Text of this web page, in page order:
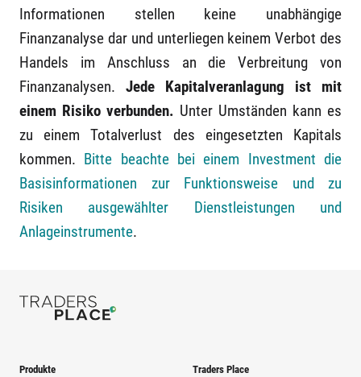
Informationen stellen keine unabhängige
Finanzanalyse dar und unterliegen keinem Verbot des
Handels im Anschluss an die Verbreitung von
Finanzanalysen. Jede Kapitalveranlagung ist mit
einem Risiko verbunden. Unter Umständen kann es
zu einem Totalverlust des eingesetzten Kapitals
kommen. Bitte beachte bei einem Investment die
Basisinformationen zur Funktionsweise und zu
Risiken ausgewählter Dienstleistungen und
Anlageinstrumente.
Produkte Traders Place